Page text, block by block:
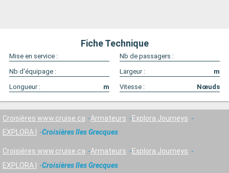
Fiche Technique
Mise en service :
Nb de passagers :
Nb d'équipage :
Largeur :
m
Longueur :
m Vitesse : Nœuds
Croisières www.cruise.ca Armateurs
Explora Journeys
EXPLORA I
Croisières Iles Grecques
Croisières www.cruise.ca Armateurs
Explora Journeys
EXPLORA I
Croisières Iles Grecques